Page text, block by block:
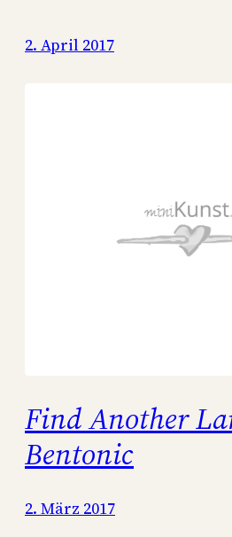
2. April 2017
Find Another
Bentonic
2. März 2017